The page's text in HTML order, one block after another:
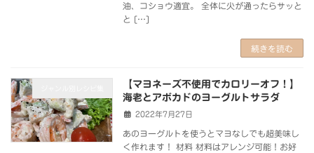
油、コショウ適宜。 全体に火が通ったらサッと
と […]
続きを読む
【マヨネーズ不使用でカロリーオフ！】
海老とアボカドのヨーグルトサラダ
2022年7月27日
あのヨーグルトを使うとマヨなしでも超美味し
く作れます！ 材料 材料はアレンジ可能！お好